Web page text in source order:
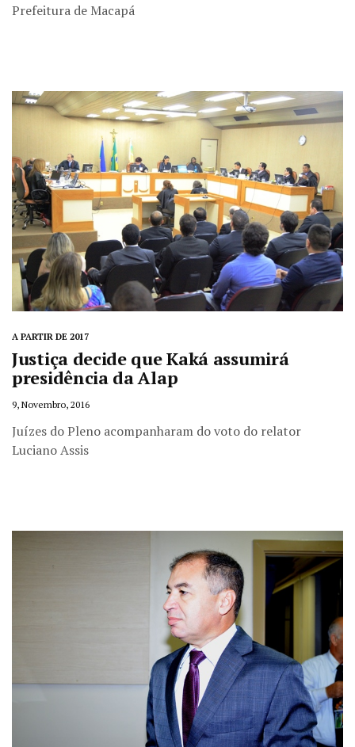
Prefeitura de Macapá
A PARTIR DE 2017
Justiça decide que Kaká assumirá
presidência da Alap
9, Novembro, 2016
Juízes do Pleno acompanharam do voto do relator
Luciano Assis